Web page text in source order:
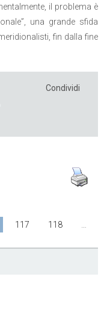
il problema è
una grande sfida
fin dalla fine
Condividi
117 118
…